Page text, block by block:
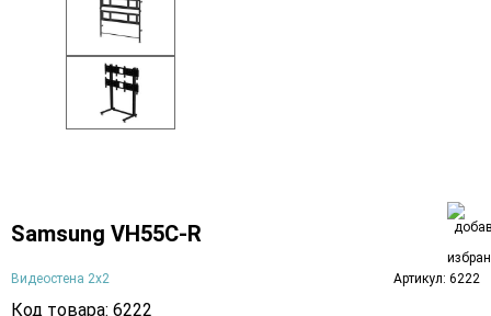
Samsung VH55C-R
Видеостена 2x2 Артикул: 6222
Код товара: 6222